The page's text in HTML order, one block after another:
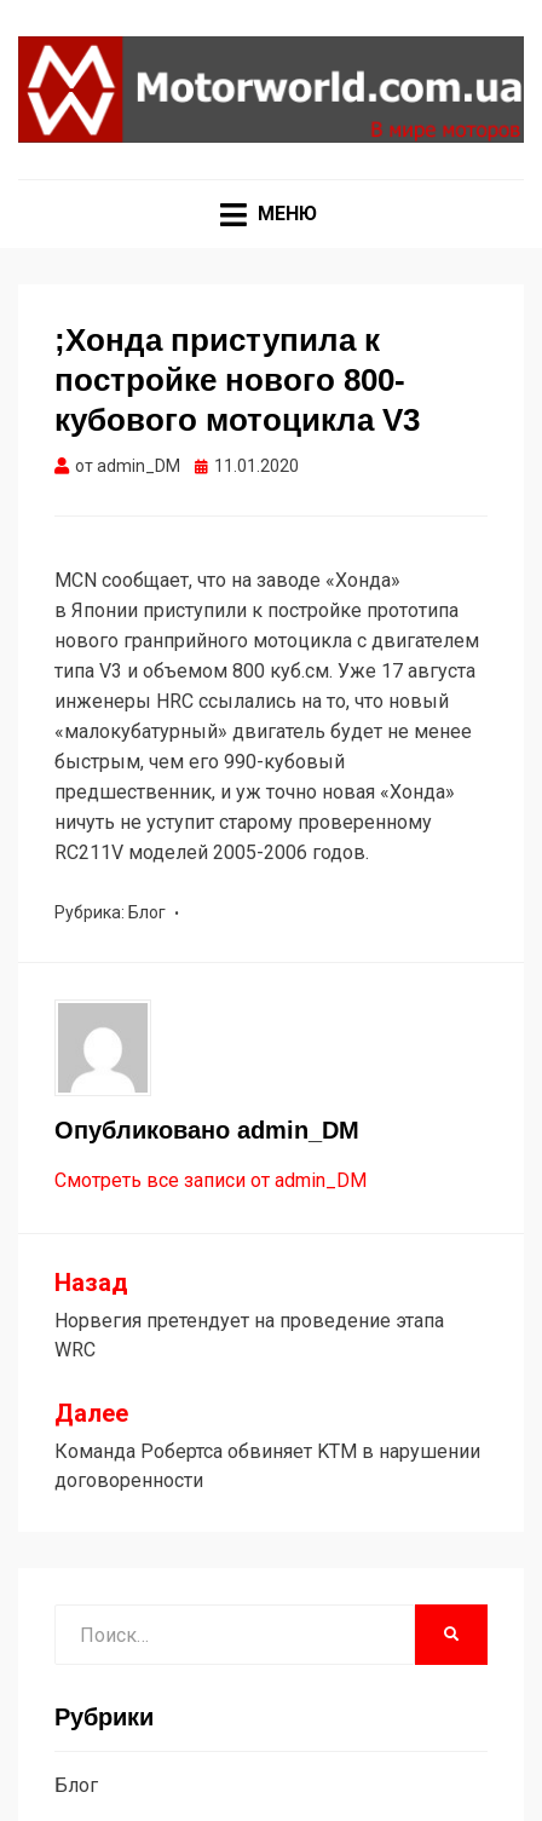
МЕНЮ
;Хонда приступила к
постройке нового 800-
кубового мотоцикла V3
отadmin_DM Опубликовано
11.01.2020
MCN сообщает, что на заводе «Хонда»
в Японии приступили к постройке прототипа
нового гранприйного мотоцикла с двигателем
типа V3 и объемом 800 куб.см. Уже 17 августа
инженеры HRC ссылались на то, что новый
«малокубатурный» двигатель будет не менее
быстрым, чем его 990-кубовый
предшественник, и уж точно новая «Хонда»
ничуть не уступит старому проверенному
RC211V моделей 2005-2006 годов.
Рубрика: Блог
Опубликовано admin_DM
Смотреть все записи от admin_DM
Навигация
по
записям
Назад
Норвегия претендует на проведение этапа
WRC
Далее
Команда Робертса обвиняет KTM в нарушении
договоренности
Рубрики
Блог